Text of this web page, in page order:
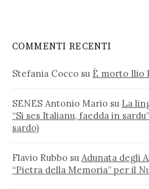
COMMENTI RECENTI
Stefania Cocco su È morto Ilio
SENES Antonio Mario su La
“Si ses Italianu, faedda in
sardo)
Flavio Rubbo su Adunata degli
“Pietra della Memoria” per il